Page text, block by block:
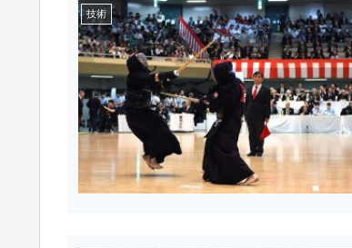
技術